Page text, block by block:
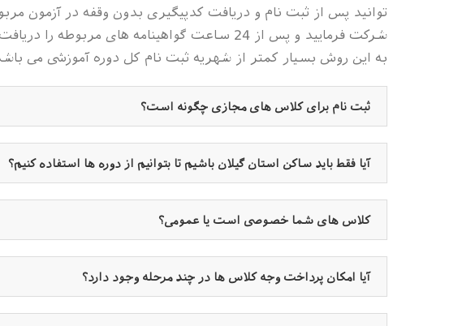
توانید پس از ثبت نام و دریافت کدپیگیری بدون وقفه در آزمون
شرکت فرمایید و پس از 24 ساعت گواهینامه های
به این روش بسیار کمتر از شهریه ثبت نام کل دوره آموزشی می
ثبت نام برای کلاس های مجازی چگونه است؟
آیا فقط باید ساکن استان گیلان باشیم تا بتوانیم از دوره ها استفاده کنیم؟
کلاس های شما خصوصی است یا عمومی؟
آیا امکان پرداخت وجه کلاس ها در چند مرحله وجود دارد؟